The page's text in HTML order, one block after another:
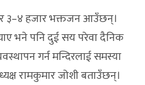
३–४ हजार भक्तजन आउँछन्।
भने पनि दुई सय परेवा दैनिक
गर्न मन्दिरलाई समस्या
रामकुमार जोशी बताउँछन्।